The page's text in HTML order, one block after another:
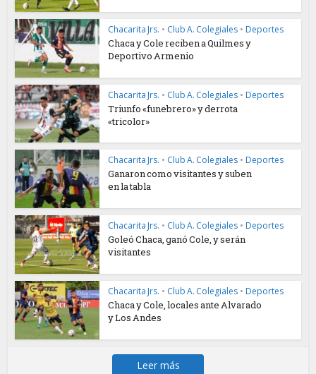
Chacarita Jrs. • Club A. Colegiales • Deportes
Chaca y Cole reciben a Quilmes y
Deportivo Armenio
Chacarita Jrs. • Club A. Colegiales • Deportes
Triunfo «funebrero» y derrota
«tricolor»
Chacarita Jrs. • Club A. Colegiales • Deportes
Ganaron como visitantes y suben
en la tabla
Chacarita Jrs. • Club A. Colegiales • Deportes
Goleó Chaca, ganó Cole, y serán
visitantes
Chacarita Jrs. • Club A. Colegiales • Deportes
Chaca y Cole, locales ante Alvarado
y Los Andes
Leer más